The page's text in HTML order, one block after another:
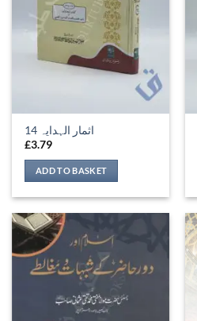
اثمار الہدایہ 14
£3.79
ADD TO BASKET